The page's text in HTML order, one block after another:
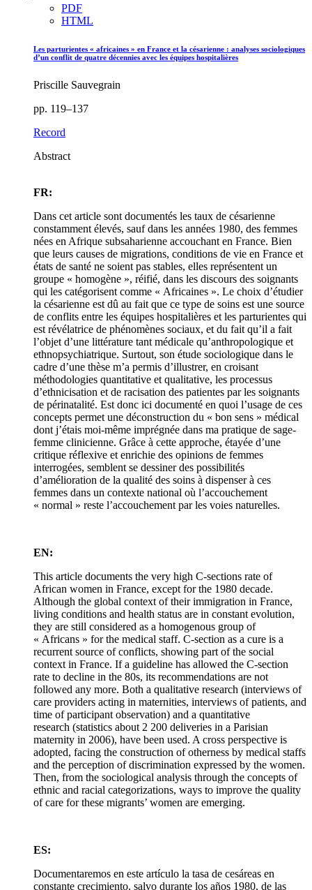
PDF
HTML
Les parturientes « africaines » en France et la césarienne : analyses sociologiques
d’un conflit de quatre décennies avec les équipes hospitalières
Priscille Sauvegrain
pp. 119–137
Record
Abstract
FR:
Dans cet article sont documentés les taux de césarienne
constamment élevés, sauf dans les années 1980, des femmes
nées en Afrique subsaharienne accouchant en France. Bien
que leurs causes de migrations, conditions de vie en France et
états de santé ne soient pas stables, elles représentent un
groupe « homogène », réifié, dans les discours des soignants
qui les catégorisent comme « Africaines ». Le choix d’étudier
la césarienne est dû au fait que ce type de soins est une source
de conflits entre les équipes hospitalières et les parturientes qui
est révélatrice de phénomènes sociaux, et du fait qu’il a fait
l’objet d’une littérature tant médicale qu’anthropologique et
ethnopsychiatrique. Surtout, son étude sociologique dans le
cadre d’une thèse m’a permis d’illustrer, en croisant
méthodologies quantitative et qualitative, les processus
d’ethnicisation et de racisation des patientes par les soignants
de périnatalité. Est donc ici documenté en quoi l’usage de ces
concepts permet une déconstruction du « bon sens » médical
dont j’étais moi-même imprégnée dans ma pratique de sage-
femme clinicienne. Grâce à cette approche, étayée d’une
critique réflexive et enrichie des opinions de femmes
interrogées, semblent se dessiner des possibilités
d’amélioration de la qualité des soins à dispenser à ces
femmes dans un contexte national où l’accouchement
« normal » reste l’accouchement par les voies naturelles.
EN:
This article documents the very high C-sections rate of
African women in France, except for the 1980 decade.
Although the global context of their immigration in France,
living conditions and health status are in constant evolution,
they are still considered as a homogenous group of
« Africans » for the medical staff. C-section as a cure is a
recurrent source of conflicts, showing part of the social
context in France. If a guideline has allowed the C-section
rate to decline in the 80s, its recommendations are not
followed any more. Both a qualitative research (interviews of
care providers acting in maternities, interviews of patients, and
time of participant observation) and a quantitative
research (statistics about 2 200 deliveries in a Parisian
maternity in 2006), have been used. A cross perspective is
adopted, facing the construction of otherness by medical staffs
and the perception of discrimination expressed by the women.
Then, from the sociological analysis through the concepts of
ethnic and racial categorizations, ways to improve the quality
of care for these migrants’ women are emerging.
ES:
Documentaremos en este artículo la tasa de cesáreas en
constante crecimiento, salvo durante los años 1980, de las